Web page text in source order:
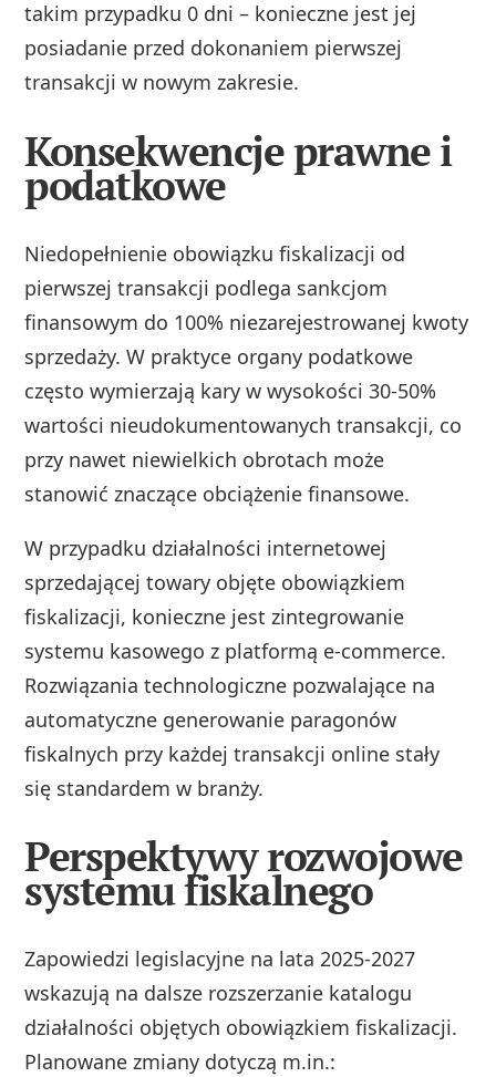
takim przypadku 0 dni – konieczne jest jej
posiadanie przed dokonaniem pierwszej
transakcji w nowym zakresie.
Konsekwencje prawne i
podatkowe
Niedopełnienie obowiązku fiskalizacji od
pierwszej transakcji podlega sankcjom
finansowym do 100% niezarejestrowanej kwoty
sprzedaży. W praktyce organy podatkowe
często wymierzają kary w wysokości 30-50%
wartości nieudokumentowanych transakcji, co
przy nawet niewielkich obrotach może
stanowić znaczące obciążenie finansowe.
W przypadku działalności internetowej
sprzedającej towary objęte obowiązkiem
fiskalizacji, konieczne jest zintegrowanie
systemu kasowego z platformą e-commerce.
Rozwiązania technologiczne pozwalające na
automatyczne generowanie paragonów
fiskalnych przy każdej transakcji online stały
się standardem w branży.
Perspektywy rozwojowe
systemu fiskalnego
Zapowiedzi legislacyjne na lata 2025-2027
wskazują na dalsze rozszerzanie katalogu
działalności objętych obowiązkiem fiskalizacji.
Planowane zmiany dotyczą m.in.: